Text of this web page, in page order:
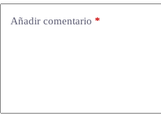
Añadir comentario *